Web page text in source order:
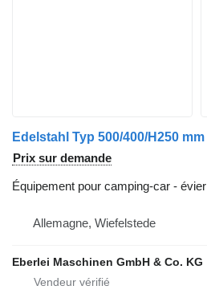
Edelstahl Typ 500/400/H250 mm
Prix sur demande
Équipement pour camping-car - évier
Allemagne, Wiefelstede
Eberlei Maschinen GmbH & Co. KG